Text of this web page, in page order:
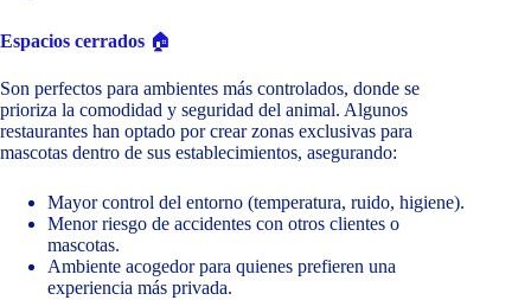
Espacios cerrados 🏠
Son perfectos para ambientes más controlados, donde se
prioriza la comodidad y seguridad del animal. Algunos
restaurantes han optado por crear zonas exclusivas para
mascotas dentro de sus establecimientos, asegurando:
Mayor control del entorno (temperatura, ruido, higiene).
Menor riesgo de accidentes con otros clientes o
mascotas.
Ambiente acogedor para quienes prefieren una
experiencia más privada.